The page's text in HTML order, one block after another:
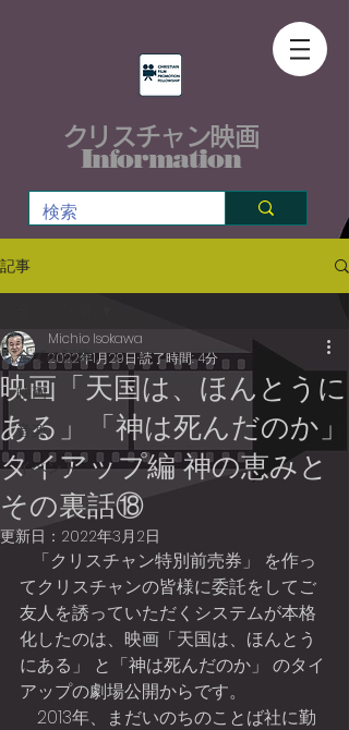
クリスチャン映画
Information
記事
全ての記事
映画
音楽
イベント
映画「天国は、ほんとうに
ある」「神は死んだのか」
タイアップ編 神の恵みと
その裏話⑱
Michio Isokawa
2022年1月29日読了時間: 4分
更新日： 2022年3月2日
てクリスチャンの皆様に委託をしてご
友人を誘っていただくシステムが本格
化したのは、映画「天国は、ほんとう
にある」 と「神は死んだのか」 のタイ
アップの劇場公開からです。